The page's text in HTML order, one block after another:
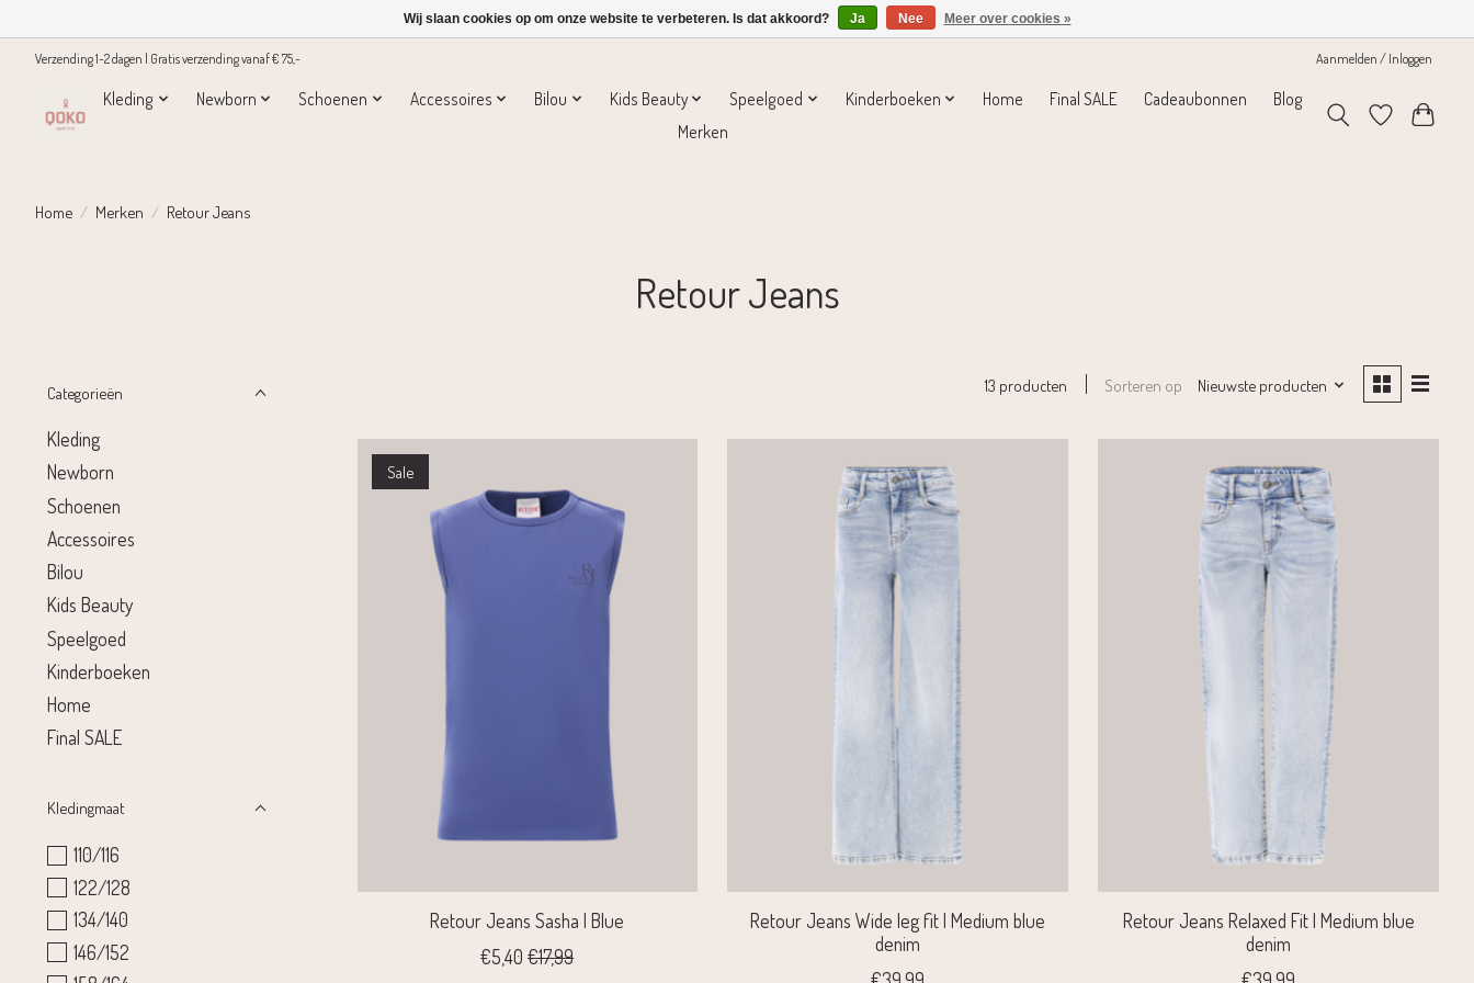
Verzending 1-2 dagen | Gratis verzending vanaf € 75,- Aanmelden / Inloggen
Kleding Newborn Schoenen Accessoires Bilou Kids Beauty Speelgoed Kinderboeken Home Final SALE Cadeaubonnen
Blog
Merken
Home / Merken / Retour Jeans
Retour Jeans
Categorieën
Kleding
Newborn
Schoenen
Accessoires
Bilou
Kids Beauty
Speelgoed
Kinderboeken
Home
Final SALE
Kledingmaat
110/116
122/128
134/140
146/152
13 producten Sorteren op Nieuwste producten
Sale
Retour Jeans Sasha | Blue
€5,40 €17,99
Retour Jeans Wide leg fit | Medium blue
denim
Retour Jeans Relaxed Fit | Medium blue
denim
Wij slaan cookies op om onze website te verbeteren. Is dat akkoord? Ja Nee Meer over cookies »